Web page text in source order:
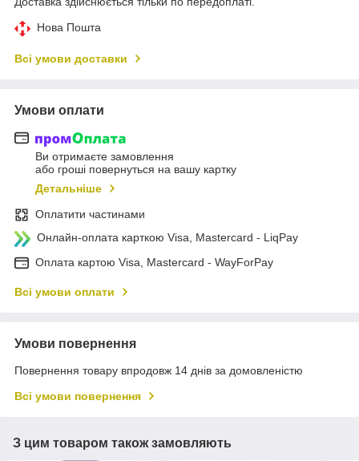
Нова Пошта
Всі умови доставки
Умови оплати
Ви отримаєте замовлення
або гроші повернуться на вашу картку
Детальніше
Оплатити частинами
Онлайн-оплата карткою Visa, Mastercard - LiqPay
Оплата картою Visa, Mastercard - WayForPay
Всі умови оплати
Умови повернення
Повернення товару впродовж 14 днів за домовленістю
Всі умови повернення
З цим товаром також замовляють